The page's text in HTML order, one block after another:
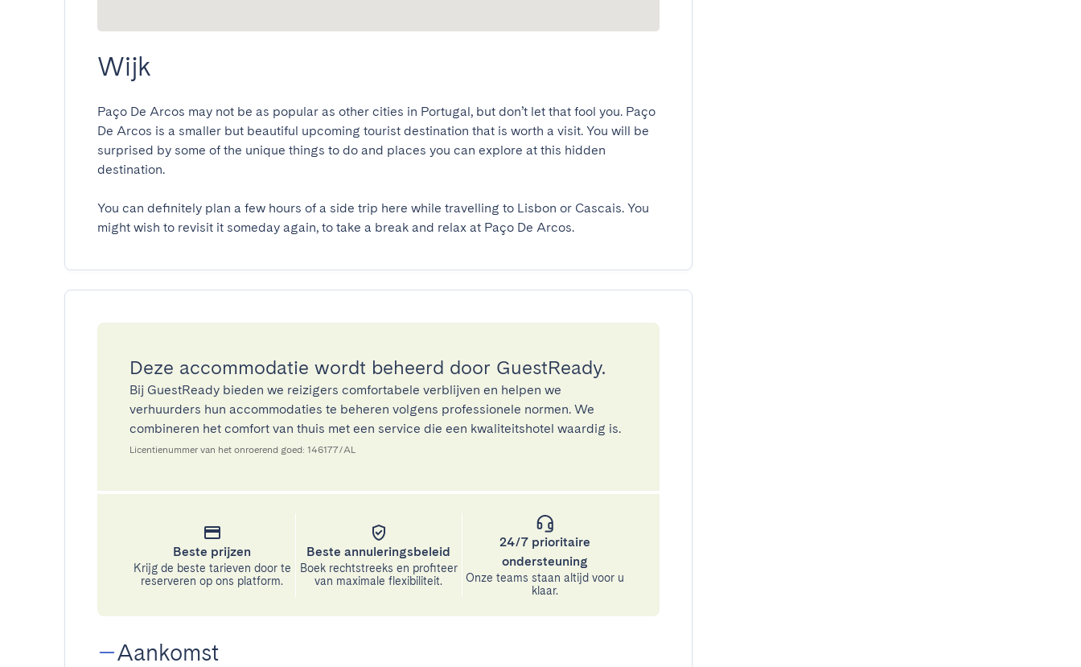
Wijk
Paço De Arcos may not be as popular as other cities in Portugal, but don’t let that fool you. Paço
De Arcos is a smaller but beautiful upcoming tourist destination that is worth a visit. You will be
surprised by some of the unique things to do and places you can explore at this hidden
destination.
You can definitely plan a few hours of a side trip here while travelling to Lisbon or Cascais. You
might wish to revisit it someday again, to take a break and relax at Paço De Arcos.
Deze accommodatie wordt beheerd door GuestReady.
Bij GuestReady bieden we reizigers comfortabele verblijven en helpen we
verhuurders hun accommodaties te beheren volgens professionele normen. We
combineren het comfort van thuis met een service die een kwaliteitshotel waardig is.
Licentienummer van het onroerend goed: 146177/AL
Beste prijzen
Krijg de beste tarieven door te
reserveren op ons platform.
Beste annuleringsbeleid
Boek rechtstreeks en profiteer
van maximale flexibiliteit.
24/7 prioritaire
ondersteuning
Onze teams staan altijd voor u
klaar.
Aankomst